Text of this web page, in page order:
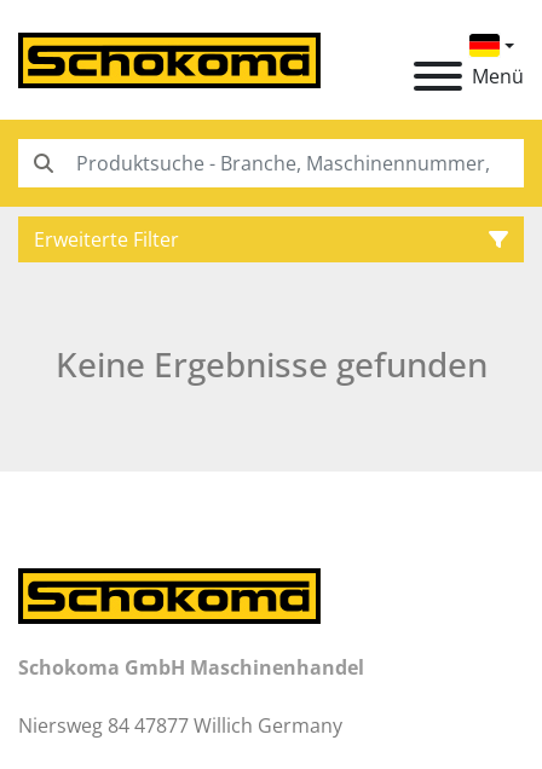
Menü
Erweiterte Filter
Hersteller
Keine Ergebnisse gefunden
Schokoma GmbH Maschinenhandel
Niersweg 84 47877 Willich Germany